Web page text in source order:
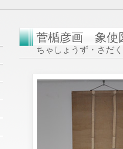
菅楯彦画 象使
ちゃしょうず・さだ